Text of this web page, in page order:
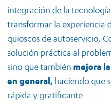
integración de la tecnología
transformar la experiencia
quioscos de autoservicio,
solución práctica al
sino que también mejora
en general, haciendo que
rápida y gratificante.